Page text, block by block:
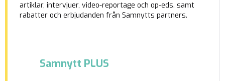
artiklar, intervjuer, video-reportage och op-eds. samt
rabatter och erbjudanden från Samnytts partners.
Samnytt PLUS